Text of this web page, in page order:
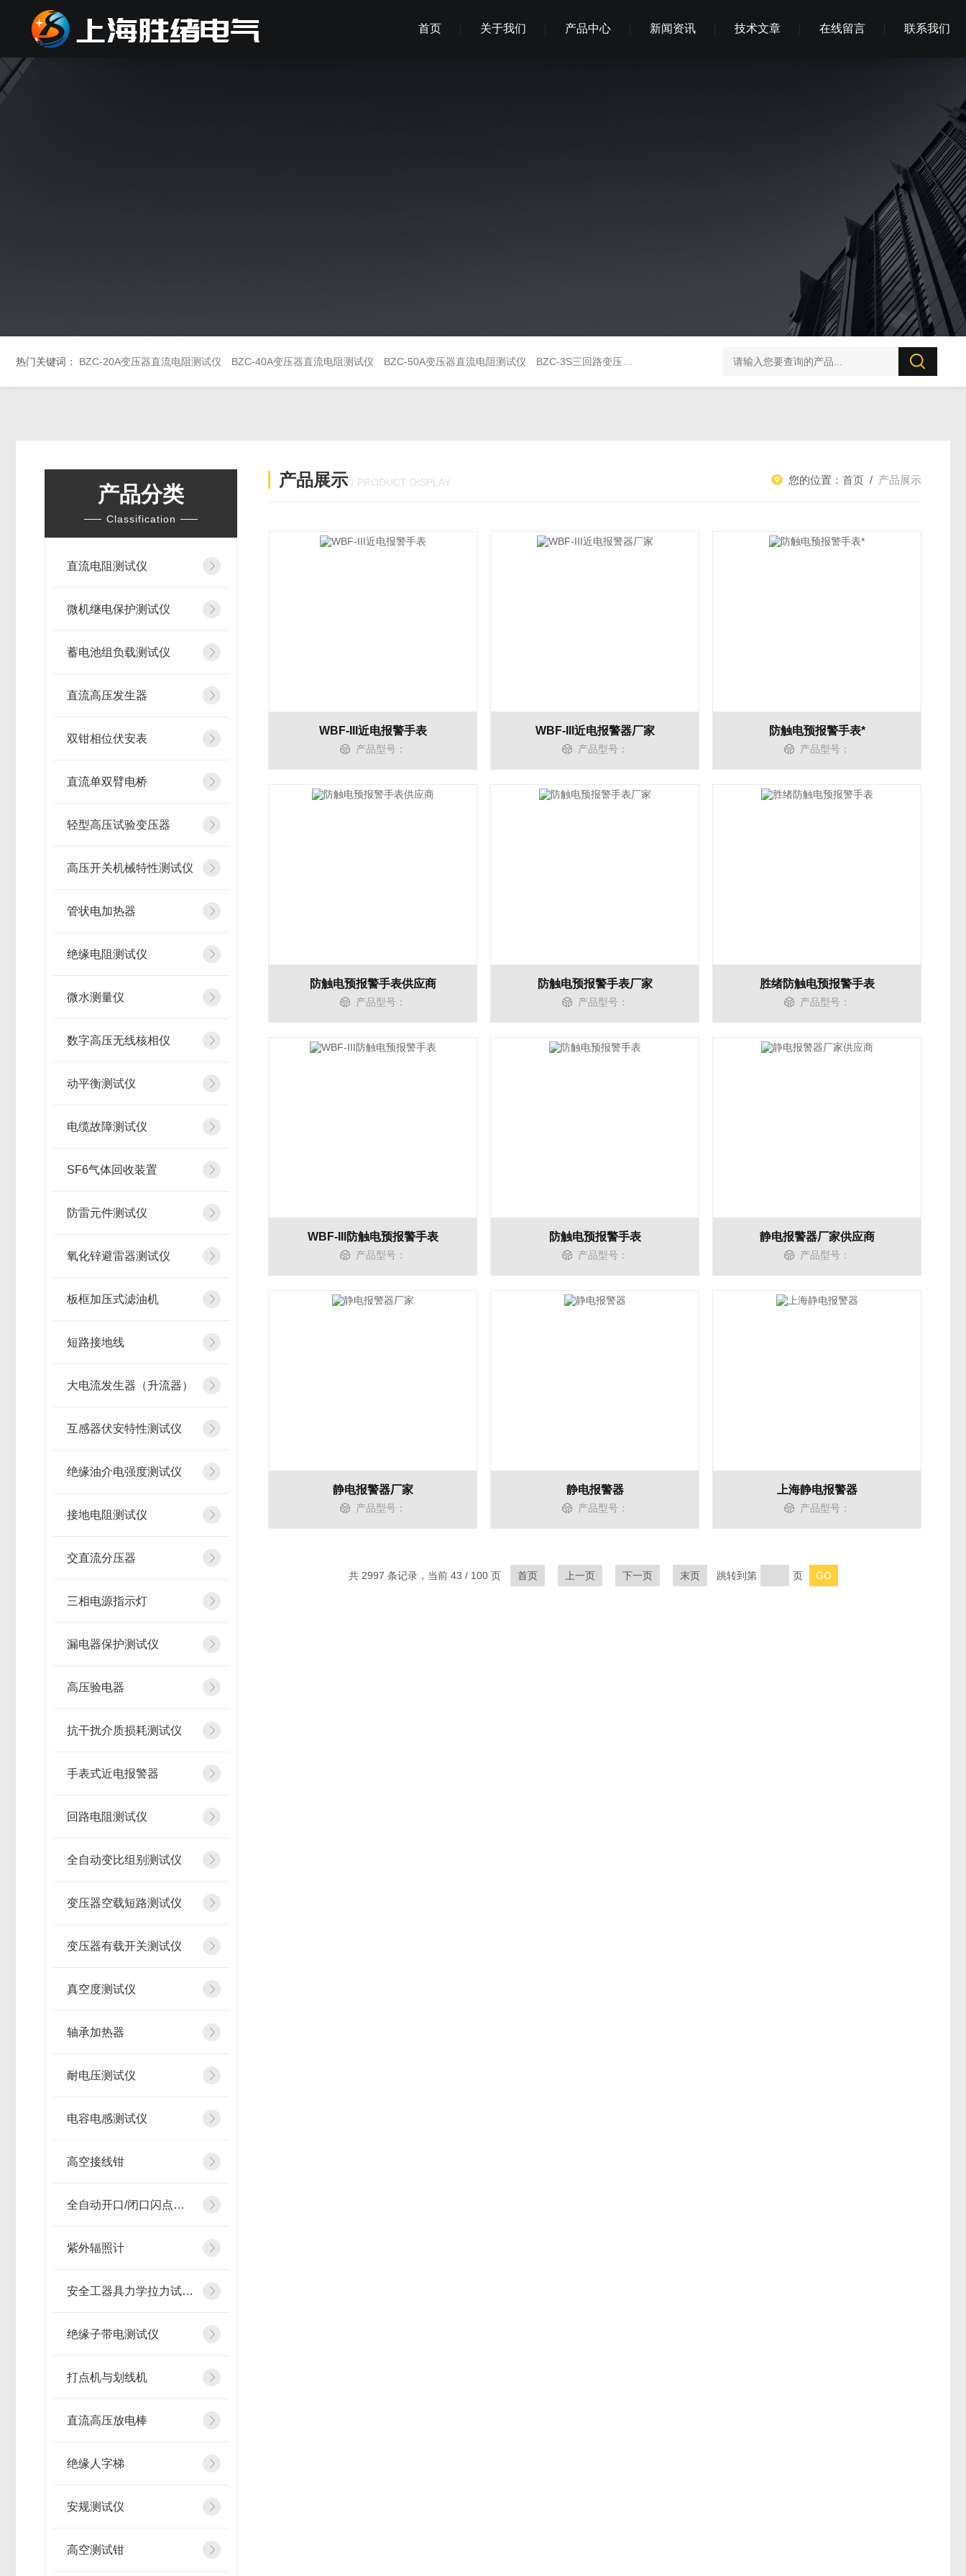
首页 关于我们 产品中心 新闻资讯 技术文章 在线留言 联系我们
热门关键词： BZC-20A变压器直流电阻测试仪 BZC-40A变压器直流电阻测试仪 BZC-50A变压器直流电阻测试仪 BZC-3S三回路变压器直流电阻测试仪 BZX-20S 变压器直流电阻测试仪 PC57直流电阻测量仪
产品分类
Classification
直流电阻测试仪
微机继电保护测试仪
蓄电池组负载测试仪
直流高压发生器
双钳相位伏安表
直流单双臂电桥
轻型高压试验变压器
高压开关机械特性测试仪
管状电加热器
绝缘电阻测试仪
微水测量仪
数字高压无线核相仪
动平衡测试仪
电缆故障测试仪
SF6气体回收装置
防雷元件测试仪
氧化锌避雷器测试仪
板框加压式滤油机
短路接地线
大电流发生器（升流器）
互感器伏安特性测试仪
绝缘油介电强度测试仪
接地电阻测试仪
交直流分压器
三相电源指示灯
漏电器保护测试仪
高压验电器
抗干扰介质损耗测试仪
手表式近电报警器
回路电阻测试仪
全自动变比组别测试仪
变压器空载短路测试仪
变压器有载开关测试仪
真空度测试仪
轴承加热器
耐电压测试仪
电容电感测试仪
高空接线钳
全自动开口/闭口闪点测定仪
紫外辐照计
安全工器具力学拉力试验机
绝缘子带电测试仪
打点机与划线机
直流高压放电棒
绝缘人字梯
安规测试仪
高空测试钳
产品展示 / PRODUCT DISPLAY 您的位置： 首页 / 产品展示
WBF-III近电报警手表
产品型号：
WBF-III近电报警器厂家
产品型号：
防触电预报警手表*
产品型号：
防触电预报警手表供应商
产品型号：
防触电预报警手表厂家
产品型号：
胜绪防触电预报警手表
产品型号：
WBF-III防触电预报警手表
产品型号：
防触电预报警手表
产品型号：
静电报警器厂家供应商
产品型号：
静电报警器厂家
产品型号：
静电报警器
产品型号：
上海静电报警器
产品型号：
共 2997 条记录，当前 43 / 100 页 首页 上一页 下一页 末页 跳转到第 页